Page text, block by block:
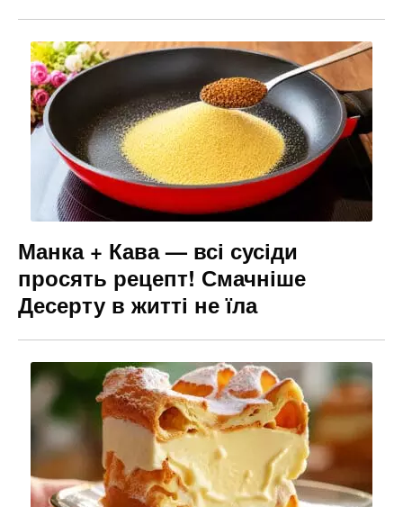
Манка + Кава — всі сусіди
просять рецепт! Смачніше
Десерту в житті не їла